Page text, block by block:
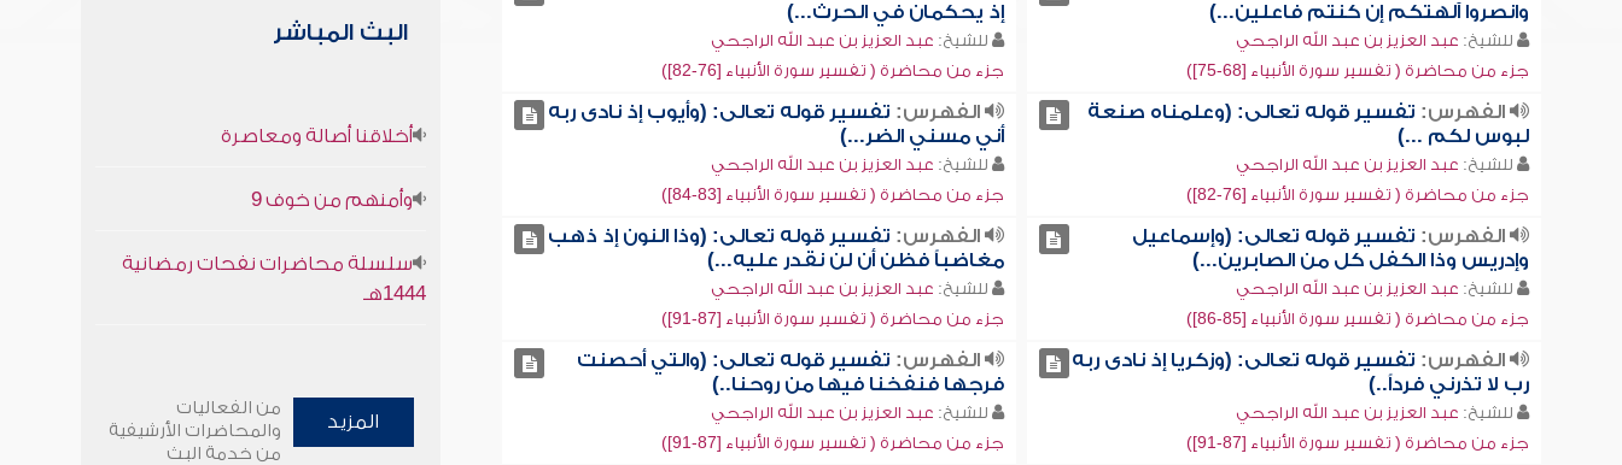
وانصروا آلهتكم إن كنتم فاعلين...)
للشيخ: عبد العزيز بن عبد الله الراجحي
جزء من محاضرة ( تفسير سورة الأنبياء [68-75])
إذ يحكمان في الحرث...)
للشيخ: عبد العزيز بن عبد الله الراجحي
جزء من محاضرة ( تفسير سورة الأنبياء [76-82])
الفهرس: تفسير قوله تعالى: (وعلمناه صنعة
لبوس لكم ...)
للشيخ: عبد العزيز بن عبد الله الراجحي
جزء من محاضرة ( تفسير سورة الأنبياء [76-82])
الفهرس: تفسير قوله تعالى: (وأيوب إذ نادى ربه
أني مسني الضر...)
للشيخ: عبد العزيز بن عبد الله الراجحي
جزء من محاضرة ( تفسير سورة الأنبياء [83-84])
الفهرس: تفسير قوله تعالى: (وإسماعيل
وإدريس وذا الكفل كل من الصابرين...)
للشيخ: عبد العزيز بن عبد الله الراجحي
جزء من محاضرة ( تفسير سورة الأنبياء [85-86])
الفهرس: تفسير قوله تعالى: (وذا النون إذ ذهب
مغاضباً فظن أن لن نقدر عليه...)
للشيخ: عبد العزيز بن عبد الله الراجحي
جزء من محاضرة ( تفسير سورة الأنبياء [87-91])
الفهرس: تفسير قوله تعالى: (وزكريا إذ نادى ربه
رب لا تذرني فرداً..)
للشيخ: عبد العزيز بن عبد الله الراجحي
جزء من محاضرة ( تفسير سورة الأنبياء [87-91])
الفهرس: تفسير قوله تعالى: (والتي أحصنت
فرجها فنفخنا فيها من روحنا..)
للشيخ: عبد العزيز بن عبد الله الراجحي
جزء من محاضرة ( تفسير سورة الأنبياء [87-91])
البث المباشر
أخلاقنا أصالة ومعاصرة
وأمنهم من خوف 9
سلسلة محاضرات نفحات رمضانية
1444هـ
المزيد
من الفعاليات
والمحاضرات الأرشيفية
من خدمة البث